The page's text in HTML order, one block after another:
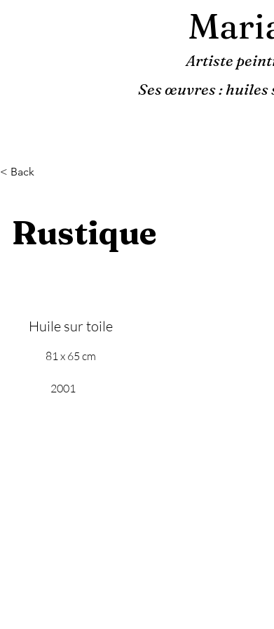
Artiste
Ses œuvres :
< Back
Rustique
Huile sur toile
81 x 65 cm
2001